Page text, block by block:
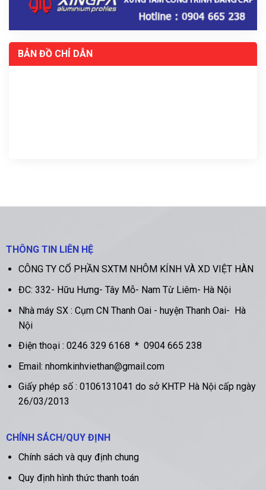
BẢN ĐỒ CHỈ DẪN
THÔNG TIN LIÊN HỆ
CÔNG TY CỔ PHẦN SXTM NHÔM KÍNH VÀ XD VIỆT HÀN
ĐC: 332- Hữu Hưng- Tây Mỗ- Nam Từ Liêm- Hà Nội
Nhà máy SX : Cụm CN Thanh Oai - huyện Thanh Oai- Hà
Nội
Điện thoại : 0246 329 6168 * 0904 665 238
Email: nhomkinhviethan@gmail.com
Giấy phép số : 0106131041 do sở KHTP Hà Nội cấp ngày
26/03/2013
CHÍNH SÁCH/QUY ĐỊNH
Chính sách và quy định chung
Quy định hình thức thanh toán